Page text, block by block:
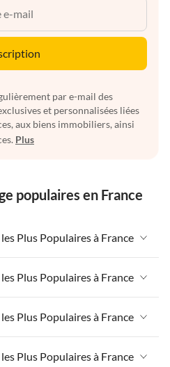
par e-mail des
et personnalisées liées
aux biens immobiliers, ainsi
Plus
populaires en France
Plus Populaires à France
Ile de France
Plus Populaires à France
Ile de France
Plus Populaires à France
Plus Populaires à France